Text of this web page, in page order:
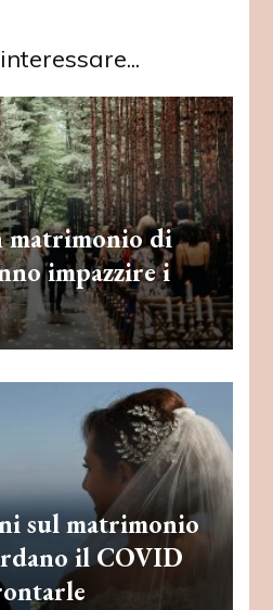
matrimonio di
impazzire i
sul matrimonio
il COVID